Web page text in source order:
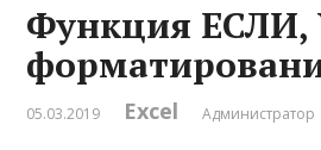
Функция ЕСЛИ,
05.03.2019 Excel Администратор